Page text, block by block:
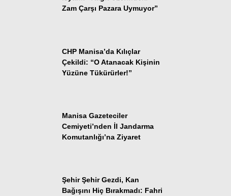
Yerel
Hattı
Zam Çarşı Pazara Uymuyor”
CHP Manisa’da Kılıçlar
Çekildi: “O Atanacak Kişinin
Yüzüne Tükürürler!”
Manisa Gazeteciler
Cemiyeti’nden İl Jandarma
Komutanlığı’na Ziyaret
Şehir Şehir Gezdi, Kan
Bağışını Hiç Bırakmadı: Fahri